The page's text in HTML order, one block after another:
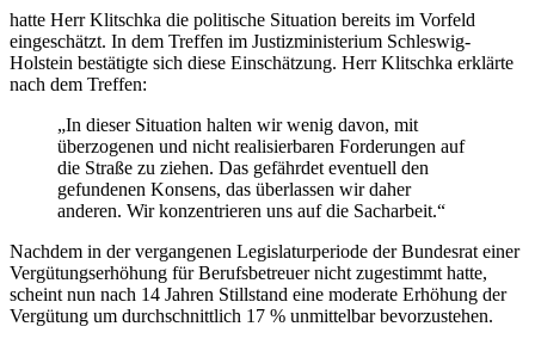
hatte Herr Klitschka die politische Situation bereits im Vorfeld
eingeschätzt. In dem Treffen im Justizministerium Schleswig-
Holstein bestätigte sich diese Einschätzung. Herr Klitschka erklärte
nach dem Treffen:
„In dieser Situation halten wir wenig davon, mit
überzogenen und nicht realisierbaren Forderungen auf
die Straße zu ziehen. Das gefährdet eventuell den
gefundenen Konsens, das überlassen wir daher
anderen. Wir konzentrieren uns auf die Sacharbeit.“
Nachdem in der vergangenen Legislaturperiode der Bundesrat einer
Vergütungserhöhung für Berufsbetreuer nicht zugestimmt hatte,
scheint nun nach 14 Jahren Stillstand eine moderate Erhöhung der
Vergütung um durchschnittlich 17 % unmittelbar bevorzustehen.